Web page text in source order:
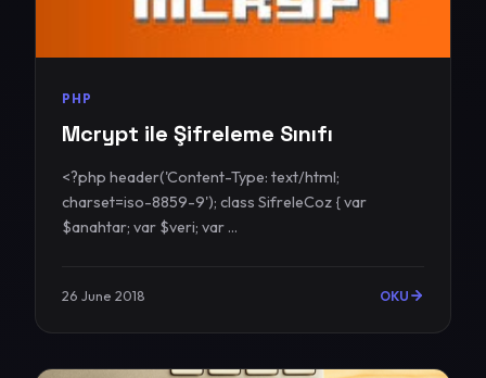
PHP
Mcrypt ile Şifreleme Sınıfı
<?php header('Content-Type: text/html;
charset=iso-8859-9'); class SifreleCoz { var
$anahtar; var $veri; var ...
26 June 2018 OKU